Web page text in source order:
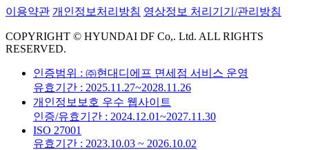
이용약관 개인정보처리방침 영상정보 처리기기/관리방침
COPYRIGHT © HYUNDAI DF Co,. Ltd. ALL RIGHTS
RESERVED.
인증범위 : ㈜현대디에프 면세점 서비스 운영
유효기간 : 2025.11.27~2028.11.26
개인정보보호 우수 웹사이트
인증/유효기간 : 2024.12.01~2027.11.30
ISO 27001
유효기간 : 2023.10.03 ~ 2026.10.02